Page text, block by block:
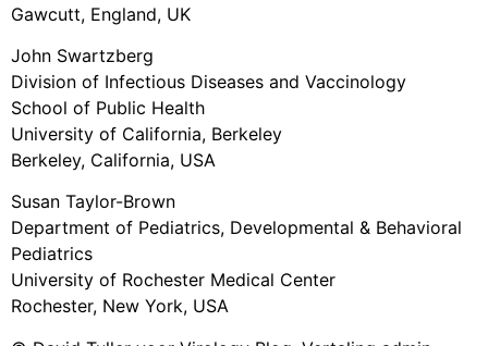
Gawcutt, England, UK
John Swartzberg
Division of Infectious Diseases and Vaccinology
School of Public Health
University of California, Berkeley
Berkeley, California, USA
Susan Taylor-Brown
Department of Pediatrics, Developmental & Behavioral
Pediatrics
University of Rochester Medical Center
Rochester, New York, USA